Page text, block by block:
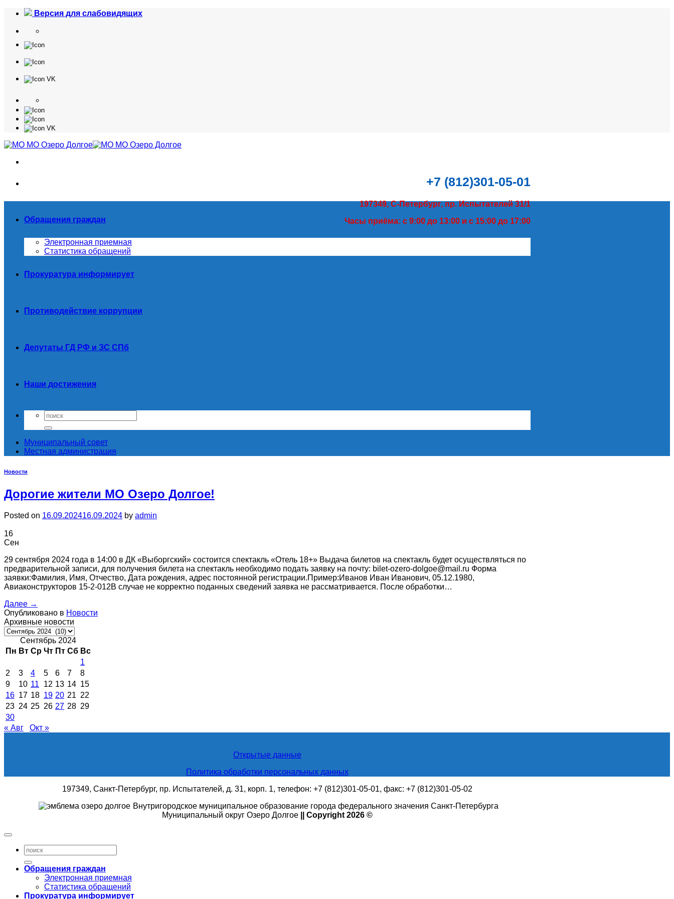
Skip
content
Версия для слабовидящих
+7 (812)301-05-01
197349, С-Петербург, пр. Испытателей 31/1
Часы приёма: с 9:00 до 13:00 и с 15:00 до 17:00
Обращения граждан
Электронная приемная
Статистика обращений
Прокуратура информирует
Противодействие коррупции
Депутаты ГД РФ и ЗС СПб
Наши достижения
Муниципальный совет
Местная администрация
Новости
Дорогие жители МО Озеро Долгое!
Posted on 16.09.202416.09.2024 by admin
16
Сен
29 сентября 2024 года в 14:00 в ДК «Выборгский» состоится спектакль «Отель 18+» Выдача билетов на спектакль будет осуществляться по
предварительной записи, для получения билета на спектакль необходимо подать заявку на почту: bilet-ozero-dolgoe@mail.ru Форма
заявки:Фамилия, Имя, Отчество, Дата рождения, адрес постоянной регистрации.Пример:Иванов Иван Иванович, 05.12.1980,
Авиаконструкторов 15-2-012В случае не корректно поданных сведений заявка не рассматривается. После обработки…
Далее →
Опубликовано в Новости
Архивные новости
Архивные
новостиСентябрь 2024
Пн Вт Ср Чт Пт Сб Вс
1
2
3 4 5 6 7
8
9
10 11 12 13 14 15
16 17 18 19 20 21 22
23 24 25 26 27 28 29
30
« Авг
Окт »
Открытые данные
Политика обработки персональных данных
197349, Санкт-Петербург, пр. Испытателей, д. 31, корп. 1, телефон: +7 (812)301-05-01, факс: +7 (812)301-05-02
Внутригородское муниципальное образование города федерального значения Санкт-Петербурга
Муниципальный округ Озеро Долгое
|| Copyright 2026 ©
Обращения граждан
Электронная приемная
Статистика обращений
Прокуратура информирует